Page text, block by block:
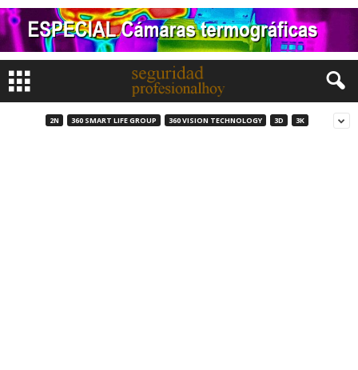
2N 360 SMART LIFE GROUP 360 VISION TECHNOLOGY 3D 3K